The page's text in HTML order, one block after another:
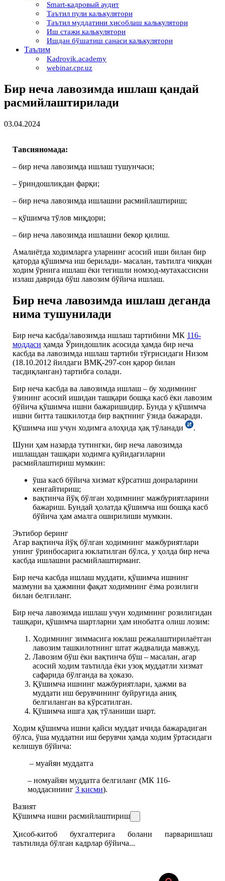
Smart-кадровый аудит
Таътил пули калькулятори
Таътил муддатини ҳисоблаш калькулятори
Иш стажи калькулятори
Ишдан бўшатиш санаси калькулятори
Таълим
Kadrovik.academy
webinar.cpr.uz
Бир неча лавозимда ишлаш қандай
расмийлаштирилади
03.04.2024
Тавсияномада:
– бир неча лавозимда ишлаш тушунчаси;
– ўриндошликдан фарқи;
– бир неча лавозимда ишлашни расмийлаштириш;
– қўшимча тўлов миқдори;
– бир неча лавозимда ишлашни бекор қилиш.
Амалиётда ходимларга уларнинг асосий иши билан бир
қаторда қўшимча иш берилади- масалан, таътилга чиққан
ходим ўрнига ишлаш ёки тегишли номзод-мутахассисни
излаш даврида бўш лавозим бўйича ишлаш.
Бир неча лавозимда ишлаш деганда
нима тушунилади
Бир неча касбда/лавозимда ишлаш тартибини МК 116-
моддаси ҳамда Ўриндошлик асосида ҳамда бир неча
касбда ва лавозимда ишлаш тартиби тўғрисидаги Низом
(18.10.2012 йилдаги ВМҚ-297-сон қарор билан
тасдиқланган) тартибга солади.
Бир неча касбда ва лавозимда ишлаш – бу ходимнинг
ўзининг асосий ишидан ташқари бошқа касб ёки лавозим
бўйича қўшимча ишни бажаришидир. Бунда у қўшимча
ишни битта ташкилотда бир вақтнинг ўзида бажаради.
Қўшимча иш учун ходимга алоҳида ҳақ тўланади
.
Шуни ҳам назарда тутингки, бир неча лавозимда
ишлашдан ташқари ходимга қуйидагиларни
расмийлаштириш мумкин:
ўша касб бўйича хизмат кўрсатиш доираларини
кенгайтириш;
вақтинча йўқ бўлган ходимнинг мажбуриятларини
бажариш. Бундай ҳолатда қўшимча иш бошқа касб
бўйича ҳам амалга оширилиши мумкин.
Эътибор беринг
Агар вақтинча йўқ бўлган ходимнинг мажбуриятлари
унинг ўринбосарига юклатилган бўлса, у ҳолда бир неча
касбда ишлашни расмийлаштирманг.
Бир неча касбда ишлаш муддати, қўшимча ишнинг
мазмуни ва ҳажмини фақат ходимнинг ёзма розилиги
билан белгиланг.
Бир неча лавозимда ишлаш учун ходимнинг розилигидан
ташқари, қўшимча шартларни ҳам инобатга олиш лозим:
Ходимнинг зиммасига юклаш режалаштирилаётган
лавозим ташкилотнинг штат жадвалида мавжуд.
Лавозим бўш ёки вақтинча бўш – масалан, агар
асосий ходим таътилда ёки узоқ муддатли хизмат
сафарида бўлганда ва ҳоказо.
Қўшимча ишнинг мажбуриятлари, ҳажми ва
муддати иш берувчининг буйруғида аниқ
белгиланган ва кўрсатилган.
Қўшимча ишга ҳақ тўланиши шарт.
Ходим қўшимча ишни қайси муддат ичида бажарадиган
бўлса, ўша муддатни иш берувчи ҳамда ходим ўртасидаги
келишув бўйича:
– муайян муддатга
– номуайян муддатга белгиланг (МК 116-
моддасининг 3 қисми).
Вазият
Қўшимча ишни расмийлаштириш
Ҳисоб-китоб бухгалтерига болани парваришлаш
таътилида бўлган кадрлар бўйича...